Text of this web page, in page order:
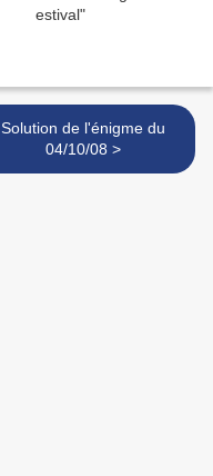
Solution de l'énigme du
04/10/08 >